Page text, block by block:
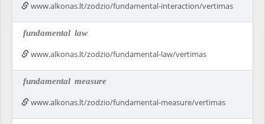
www.alkonas.lt/zodzio/fundamental-interaction/vertimas
fundamental law
www.alkonas.lt/zodzio/fundamental-law/vertimas
fundamental measure
www.alkonas.lt/zodzio/fundamental-measure/vertimas